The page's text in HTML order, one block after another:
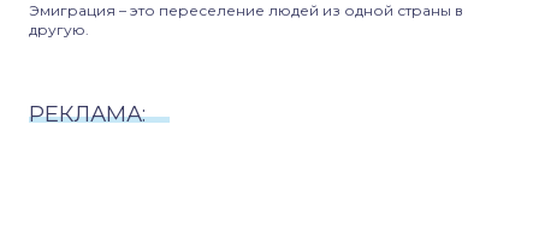
Эмиграция – это переселение людей из одной страны в
другую.
РЕКЛАМА: